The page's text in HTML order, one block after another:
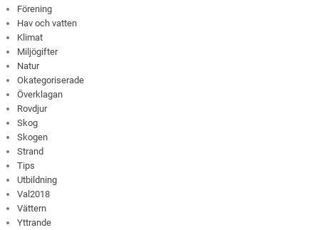
Förening
Hav och vatten
Klimat
Miljögifter
Natur
Okategoriserade
Överklagan
Rovdjur
Skog
Skogen
Strand
Tips
Utbildning
Val2018
Vättern
Yttrande